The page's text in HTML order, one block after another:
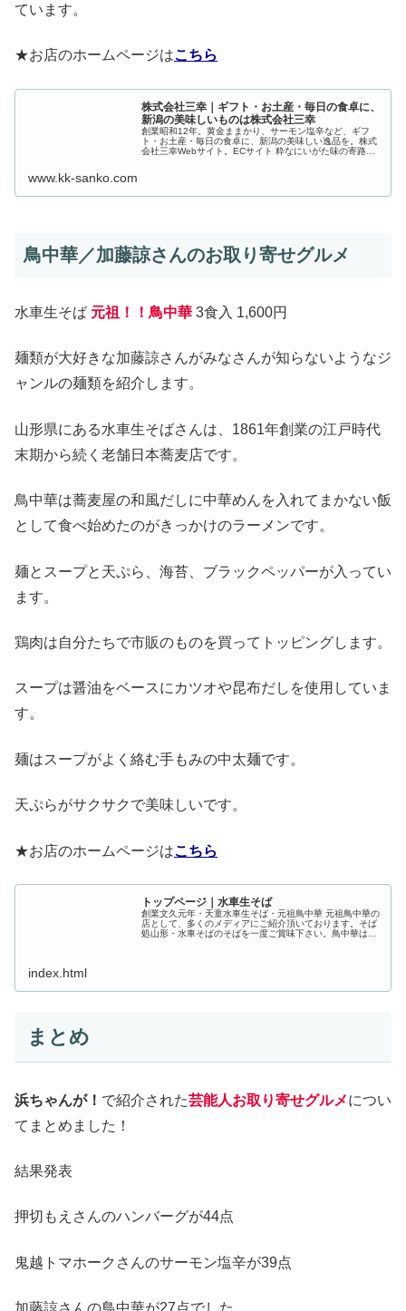
ています。
★お店のホームページはこちら
株式会社三幸｜ギフト・お土産・毎日の食卓に、
新潟の美味しいものは株式会社三幸
創業昭和12年。黄金ままかり、サーモン塩辛など、ギフ
ト・お土産・毎日の食卓に、新潟の美味しい逸品を。株式
会社三幸Webサイト。ECサイト 粋なにいがた味の寄路も
www.kk-sanko.com
鳥中華／加藤諒さんのお取り寄せグルメ
水車生そば 元祖！！鳥中華 3食入 1,600円
麺類が大好きな加藤諒さんがみなさんが知らないようなジ
ャンルの麺類を紹介します。
山形県にある水車生そばさんは、1861年創業の江戸時代
末期から続く老舗日本蕎麦店です。
鳥中華は蕎麦屋の和風だしに中華めんを入れてまかない飯
として食べ始めたのがきっかけのラーメンです。
麺とスープと天ぷら、海苔、ブラックペッパーが入ってい
ます。
鶏肉は自分たちで市販のものを買ってトッピングします。
スープは醤油をベースにカツオや昆布だしを使用していま
す。
麺はスープがよく絡む手もみの中太麺です。
天ぷらがサクサクで美味しいです。
★お店のホームページはこちら
トップページ｜水車生そば
創業文久元年・天童水車生そば・元祖鳥中華 元祖鳥中華の
店として、多くのメディアにご紹介頂いております。そば
処山形・水車そばのそばを一度ご賞味下さい。鳥中華は当
index.html
まとめ
浜ちゃんが！ で紹介された芸能人お取り寄せグルメについ
てまとめました！
結果発表
押切もえさんのハンバーグが44点
鬼越トマホークさんのサーモン塩辛が39点